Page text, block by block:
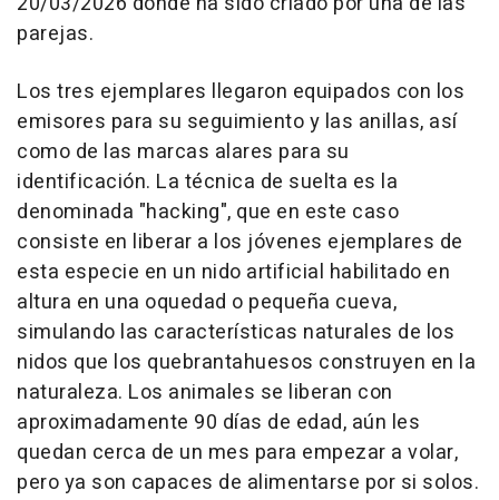
parejas.
Los tres ejemplares llegaron equipados con los
emisores para su seguimiento y las anillas, así
como de las marcas alares para su
identificación. La técnica de suelta es la
denominada "hacking", que en este caso
consiste en liberar a los jóvenes ejemplares de
esta especie en un nido artificial habilitado en
altura en una oquedad o pequeña cueva,
simulando las características naturales de los
nidos que los quebrantahuesos construyen en la
naturaleza. Los animales se liberan con
aproximadamente 90 días de edad, aún les
quedan cerca de un mes para empezar a volar,
pero ya son capaces de alimentarse por si solos.